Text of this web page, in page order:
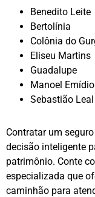
Benedito Leite
Bertolínia
Colônia do
Eliseu Martins
Guadalupe
Manoel Emídio
Sebastião Leal
Contratar um
decisão inteligente
patrimônio. Conte
especializada que
caminhão para